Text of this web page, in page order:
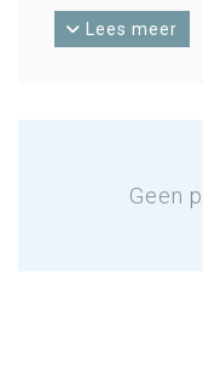
de spirit
vatsoorten
Lees meer
Geen